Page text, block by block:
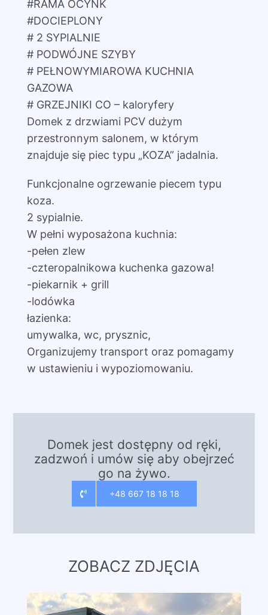
#RAMA OCYNK
#DOCIEPLONY
# 2 SYPIALNIE
# PODWÓJNE SZYBY
# PEŁNOWYMIAROWA KUCHNIA
GAZOWA
# GRZEJNIKI CO – kaloryfery
Domek z drzwiami PCV dużym
przestronnym salonem, w którym
znajduje się piec typu „KOZA” jadalnia.
Funkcjonalne ogrzewanie piecem typu
koza.
2 sypialnie.
W pełni wyposażona kuchnia:
-pełen zlew
-czteropalnikowa kuchenka gazowa!
-piekarnik + grill
-lodówka
łazienka:
umywalka, wc, prysznic,
Organizujemy transport oraz pomagamy
w ustawieniu i wypoziomowaniu.
Domek jest dostępny od ręki,
zadzwoń i umów się aby obejrzeć
go na żywo.
+48 667 18 18 18
ZOBACZ ZDJĘCIA